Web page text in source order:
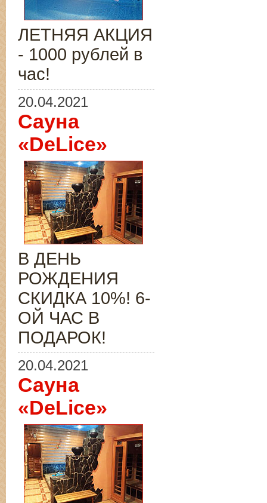
ЛЕТНЯЯ АКЦИЯ
- 1000 рублей в
час!
20.04.2021
Сауна
«DeLice»
В ДЕНЬ
РОЖДЕНИЯ
СКИДКА 10%! 6-
ОЙ ЧАС В
ПОДАРОК!
20.04.2021
Сауна
«DeLice»